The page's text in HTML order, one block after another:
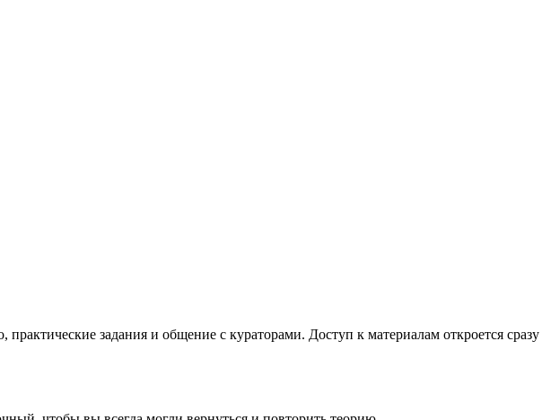
задания и общение с кураторами. Доступ к материалам откроется сразу